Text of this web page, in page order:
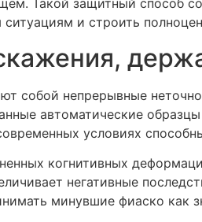
Такой защитный способ
и строить
собой непрерывные
автоматические
условиях
когнитивных
негативные
минувшие фиаско как